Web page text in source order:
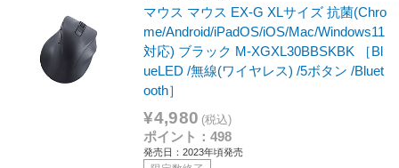
マウス マウス EX-G XLサイズ 抗菌(Chro
me/Android/iPadOS/iOS/Mac/Windows11
対応) ブラック M-XGXL30BBSKBK ［Bl
ueLED /無線(ワイヤレス) /5ボタン /Bluet
ooth］
¥4,980 (税込)
ポイント：498
発売日：2023年頃発売